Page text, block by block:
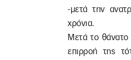
-μετά την
χρόνια.
Μετά το
επιρροή της